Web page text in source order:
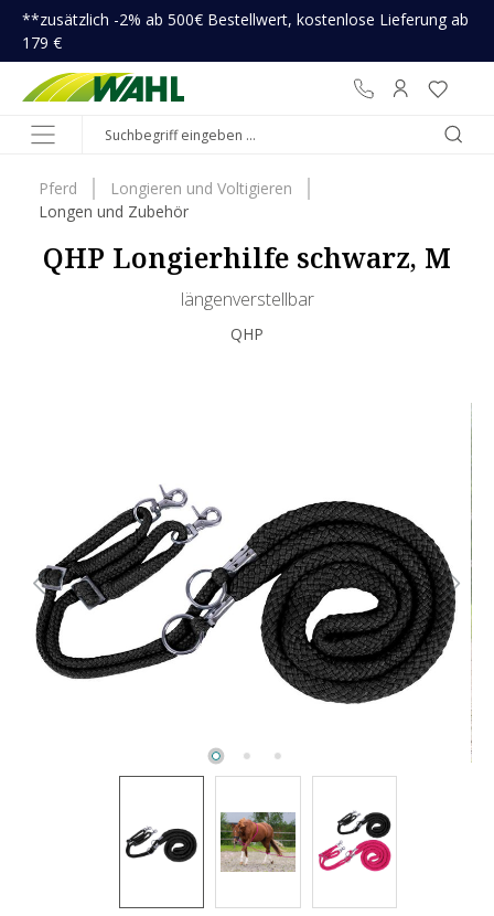
springen
**zusätzlich -2% ab 500€ Bestellwert, kostenlose Lieferung ab
179 €
Pferd
Longieren und Voltigieren
Longen und Zubehör
QHP Longierhilfe schwarz, M
längenverstellbar
QHP